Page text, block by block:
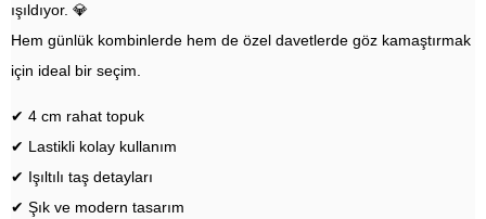
ışıldıyor. 💎
Hem günlük kombinlerde hem de özel davetlerde göz kamaştırmak
için ideal bir seçim.
✔ 4 cm rahat topuk
✔ Lastikli kolay kullanım
✔ Işıltılı taş detayları
✔ Şık ve modern tasarım